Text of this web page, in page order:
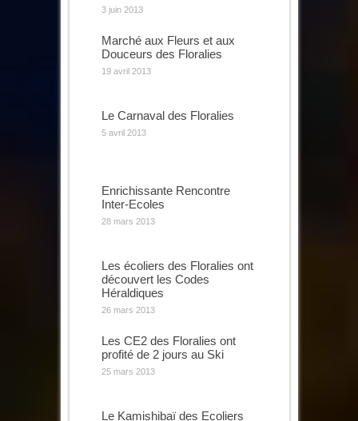
3 juin 2013
Marché aux Fleurs et aux
Douceurs des Floralies
19 avril 2013
Le Carnaval des Floralies
5 avril 2013
Enrichissante Rencontre
Inter-Ecoles
28 mars 2013
Les écoliers des Floralies ont
découvert les Codes
Héraldiques
26 mars 2013
Les CE2 des Floralies ont
profité de 2 jours au Ski
25 mars 2013
Le Kamishibaï des Ecoliers